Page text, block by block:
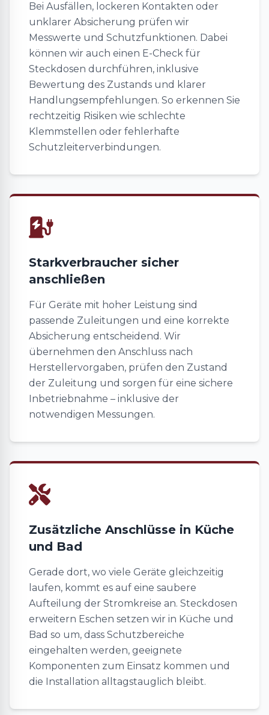
Bei Ausfällen, lockeren Kontakten oder
unklarer Absicherung prüfen wir
Messwerte und Schutzfunktionen. Dabei
können wir auch einen E-Check für
Steckdosen durchführen, inklusive
Bewertung des Zustands und klarer
Handlungsempfehlungen. So erkennen Sie
rechtzeitig Risiken wie schlechte
Klemmstellen oder fehlerhafte
Schutzleiterverbindungen.
Starkverbraucher sicher
anschließen
Für Geräte mit hoher Leistung sind
passende Zuleitungen und eine korrekte
Absicherung entscheidend. Wir
übernehmen den Anschluss nach
Herstellervorgaben, prüfen den Zustand
der Zuleitung und sorgen für eine sichere
Inbetriebnahme – inklusive der
notwendigen Messungen.
Zusätzliche Anschlüsse in Küche
und Bad
Gerade dort, wo viele Geräte gleichzeitig
laufen, kommt es auf eine saubere
Aufteilung der Stromkreise an. Steckdosen
erweitern Eschen setzen wir in Küche und
Bad so um, dass Schutzbereiche
eingehalten werden, geeignete
Komponenten zum Einsatz kommen und
die Installation alltagstauglich bleibt.